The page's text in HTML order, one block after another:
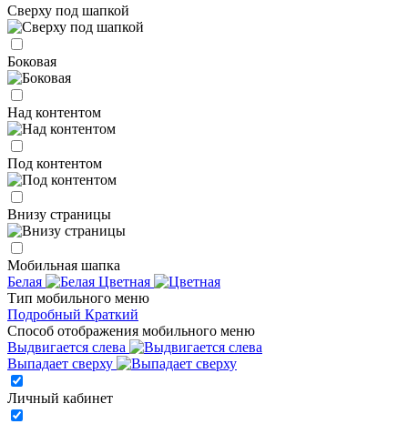
Сверху под шапкой
Боковая
Над контентом
Под контентом
Внизу страницы
Мобильная шапка
Белая
Цветная
Тип мобильного меню
Подробный Краткий
Способ отображения мобильного меню
Выдвигается слева
Выпадает сверху
Личный кабинет